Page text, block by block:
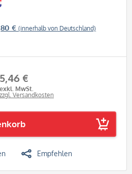
€ (innerhalb von Deutschland)
5,46 €
exkl. MwSt.
zzgl. Versandkosten
Empfehlen